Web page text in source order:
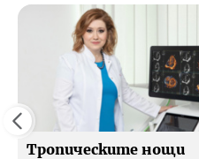
Тропическите нощи